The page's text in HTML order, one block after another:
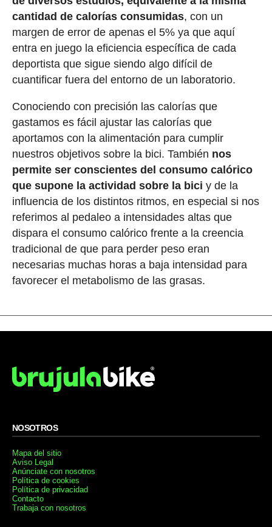
cantidad de calorías consumidas, con un
margen de error de apenas el 5% ya que aquí
entra en juego la eficiencia específica de cada
deportista que sigue siendo algo difícil de
cuantificar fuera del entorno de un laboratorio.
Conociendo con precisión las calorías que
gastamos es fácil ajustar las calorías que
aportamos con la alimentación para cumplir
nuestros objetivos sobre la bici. También nos
permite ser conscientes del consumo calórico
que supone la actividad sobre la bici y de la
influencia de los distintos ritmos, en especial si nos
referimos al pedaleo a intensidades altas que
dispara el consumo calórico frente a la creencia
tradicional de que para perder peso eran
necesarias muchas horas a baja intensidad para
favorecer el metabolismo de las grasas.
NOSOTROS
Mapa del sitio
Aviso Legal
Anúnciate con nosotros
Política de cookies
Política de privacidad
Contacto
Trabaja con nosotros